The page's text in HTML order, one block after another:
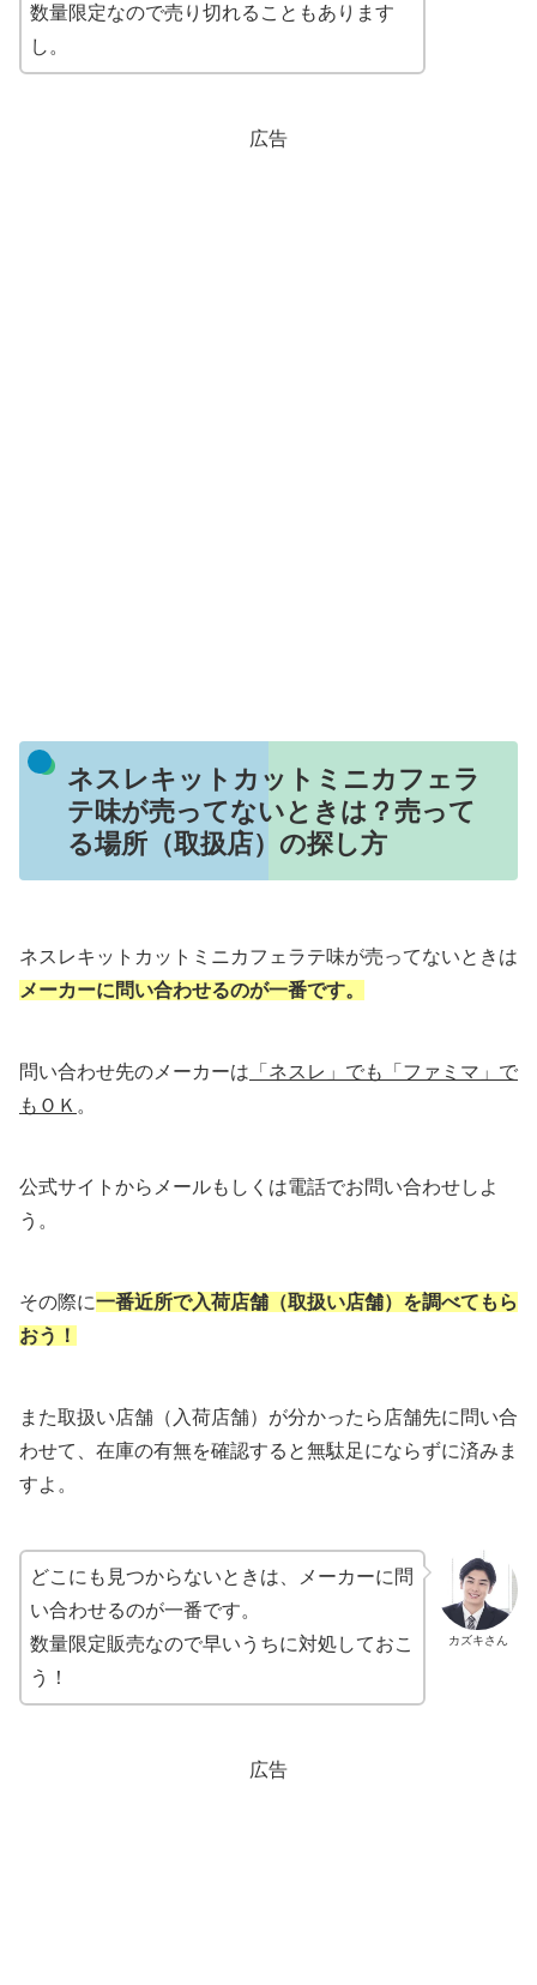
数量限定なので売り切れることもあります
し。
広告
ネスレキットカットミニカフェラ
テ味が売ってないときは？売って
る場所（取扱店）の探し方
ネスレキットカットミニカフェラテ味が売ってないときは
メーカーに問い合わせるのが一番です。
問い合わせ先のメーカーは 「ネスレ」でも「ファミマ」で
もＯＫ 。
公式サイトからメールもしくは電話でお問い合わせしよ
う。
その際に一番近所で入荷店舗（取扱い店舗）を調べてもら
おう！
また取扱い店舗（入荷店舗）が分かったら店舗先に問い合
わせて、在庫の有無を確認すると無駄足にならずに済みま
すよ。
カズキさん
どこにも見つからないときは、メーカーに問
い合わせるのが一番です。
数量限定販売なので早いうちに対処しておこ
う！
広告